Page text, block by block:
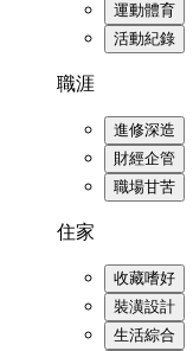
運動體育
活動紀錄
職涯
進修深造
財經企管
職場甘苦
住家
收藏嗜好
裝潢設計
生活綜合